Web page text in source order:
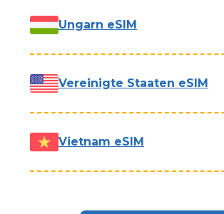
Ungarn eSIM
Vereinigte Staaten eSIM
Vietnam eSIM